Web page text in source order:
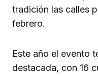
tradición las calles
febrero.
Este año el evento
destacada, con 16